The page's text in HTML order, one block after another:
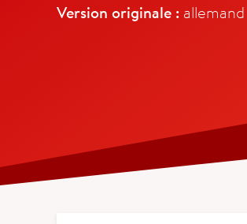
Version originale : allemand